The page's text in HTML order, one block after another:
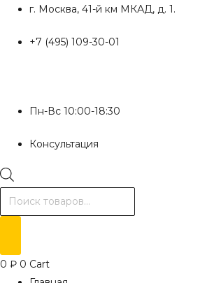
Перейти
содержимому
г. Москва, 41-й км МКАД, д. 1.
+7 (495) 109-30-01
Пн-Вс 10:00-18:30
Консультация
Поиск
товаров
0 ₽ 0 Cart